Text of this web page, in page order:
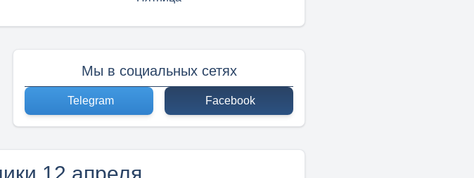
Мы в социальных сетях
Telegram Facebook